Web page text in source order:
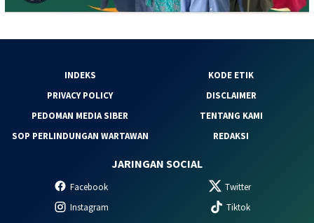
INDEKS
KODE ETIK
PRIVACY POLICY
DISCLAIMER
PEDOMAN MEDIA SIBER
TENTANG KAMI
SOP PERLINDUNGAN WARTAWAN
REDAKSI
JARINGAN SOCIAL
Facebook
Twitter
Instagram
Tiktok